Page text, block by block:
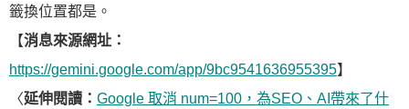
籤換位置都是。
【消息來源網址：
https://gemini.google.com/app/9bc9541636955395】
〈延伸閱讀： Google 取消 num=100，為SEO、AI帶來了什